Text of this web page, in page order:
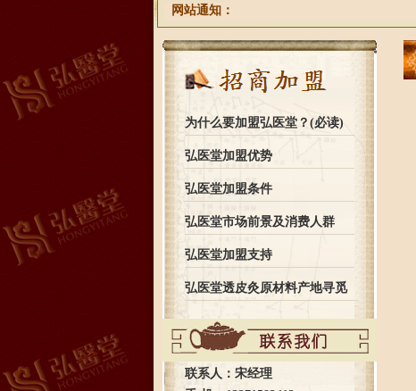
网站通知：
为什么要加盟弘医堂？(必读)
弘医堂加盟优势
弘医堂加盟条件
弘医堂市场前景及消费人群
弘医堂加盟支持
弘医堂透皮灸原材料产地寻觅
之旅全记录
联系人：宋经理